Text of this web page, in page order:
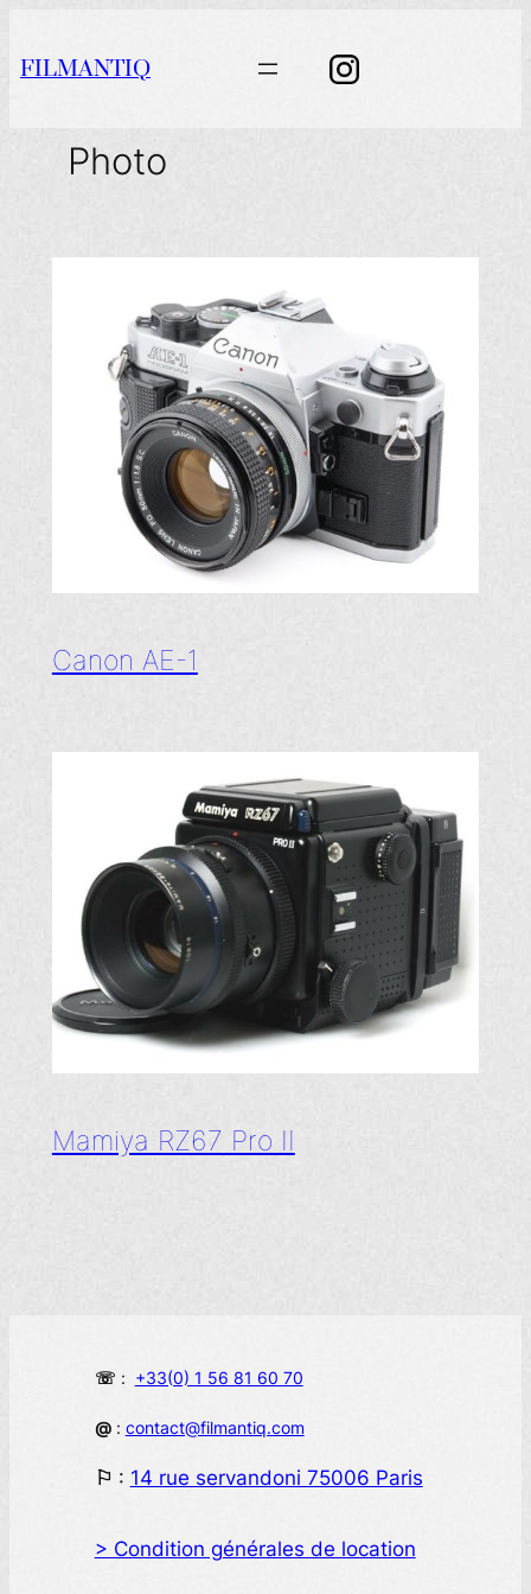
au
contenu
FILMANTIQ
Photo
Canon AE-1
Mamiya RZ67 Pro II
☏ : +33(0) 1 56 81 60 70
@: contact@filmantiq.com
⚐ : 14 rue servandoni 75006 Paris
> Condition générales de location